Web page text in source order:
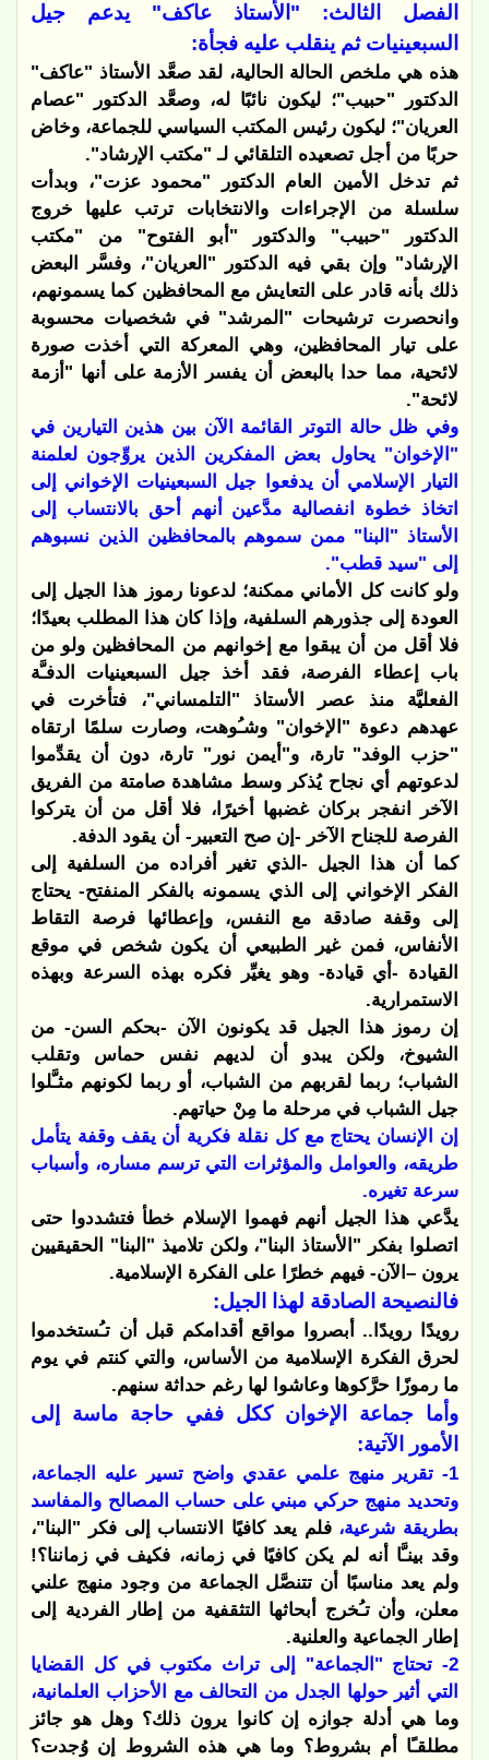
الفصل الثالث: "الأستاذ عاكف" يدعم جيل
السبعينيات ثم ينقلب عليه فجأة:
هذه هي ملخص الحالة الحالية، لقد صعَّد الأستاذ "عاكف"
الدكتور "حبيب"؛ ليكون نائبًا له، وصعَّد الدكتور "عصام
العريان"؛ ليكون رئيس المكتب السياسي للجماعة، وخاض
حربًا من أجل تصعيده التلقائي لـ "مكتب الإرشاد".
ثم تدخل الأمين العام الدكتور "محمود عزت"، وبدأت
سلسلة من الإجراءات والانتخابات ترتب عليها خروج
الدكتور "حبيب" والدكتور "أبو الفتوح" من "مكتب
الإرشاد" وإن بقي فيه الدكتور "العريان"، وفسَّر البعض
ذلك بأنه قادر على التعايش مع المحافظين كما يسمونهم،
وانحصرت ترشيحات "المرشد" في شخصيات محسوبة
على تيار المحافظين، وهي المعركة التي أخذت صورة
لائحية، مما حدا بالبعض أن يفسر الأزمة على أنها "أزمة
لائحة".
وفي ظل حالة التوتر القائمة الآن بين هذين التيارين في
"الإخوان" يحاول بعض المفكرين الذين يروِّجون لعلمنة
التيار الإسلامي أن يدفعوا جيل السبعينيات الإخواني إلى
اتخاذ خطوة انفصالية مدَّعين أنهم أحق بالانتساب إلى
الأستاذ "البنا" ممن سموهم بالمحافظين الذين نسبوهم
إلى "سيد قطب".
ولو كانت كل الأماني ممكنة؛ لدعونا رموز هذا الجيل إلى
العودة إلى جذورهم السلفية، وإذا كان هذا المطلب بعيدًا؛
فلا أقل من أن يبقوا مع إخوانهم من المحافظين ولو من
باب إعطاء الفرصة، فقد أخذ جيل السبعينيات الدفـَّة
الفعليَّة منذ عصر الأستاذ "التلمساني"، فتأخرت في
عهدهم دعوة "الإخوان" وشـُوهت، وصارت سلمًا ارتقاه
"حزب الوفد" تارة، و"أيمن نور" تارة، دون أن يقدِّموا
لدعوتهم أي نجاح يُذكر وسط مشاهدة صامتة من الفريق
الآخر انفجر بركان غضبها أخيرًا، فلا أقل من أن يتركوا
الفرصة للجناح الآخر -إن صح التعبير- أن يقود الدفة.
كما أن هذا الجيل -الذي تغير أفراده من السلفية إلى
الفكر الإخواني إلى الذي يسمونه بالفكر المنفتح- يحتاج
إلى وقفة صادقة مع النفس، وإعطائها فرصة التقاط
الأنفاس، فمن غير الطبيعي أن يكون شخص في موقع
القيادة -أي قيادة- وهو يغيِّر فكره بهذه السرعة وبهذه
الاستمرارية.
إن رموز هذا الجيل قد يكونون الآن -بحكم السن- من
الشيوخ، ولكن يبدو أن لديهم نفس حماس وتقلب
الشباب؛ ربما لقربهم من الشباب، أو ربما لكونهم مثـَّلوا
جيل الشباب في مرحلة ما مِنْ حياتهم.
إن الإنسان يحتاج مع كل نقلة فكرية أن يقف وقفة يتأمل
طريقه، والعوامل والمؤثرات التي ترسم مساره، وأسباب
سرعة تغيره.
يدَّعي هذا الجيل أنهم فهموا الإسلام خطأ فتشددوا حتى
اتصلوا بفكر "الأستاذ البنا"، ولكن تلاميذ "البنا" الحقيقيين
يرون –الآن- فيهم خطرًا على الفكرة الإسلامية.
فالنصيحة الصادقة لهذا الجيل:
رويدًا رويدًا.. أبصروا مواقع أقدامكم قبل أن تـُستخدموا
لحرق الفكرة الإسلامية من الأساس، والتي كنتم في يوم
ما رموزًا حرَّكوها وعاشوا لها رغم حداثة سنهم.
وأما جماعة الإخوان ككل ففي حاجة ماسة إلى
الأمور الآتية:
1- تقرير منهج علمي عقدي واضح تسير عليه الجماعة،
وتحديد منهج حركي مبني على حساب المصالح والمفاسد
بطريقة شرعية،فلم يعد كافيًا الانتساب إلى فكر "البنا"،
وقد بينـَّا أنه لم يكن كافيًا في زمانه، فكيف في زماننا؟!
ولم يعد مناسبًا أن تتنصَّل الجماعة من وجود منهج علني
معلن، وأن تـُخرج أبحاثها التثقفية من إطار الفردية إلى
إطار الجماعية والعلنية.
2- تحتاج "الجماعة" إلى تراث مكتوب في كل القضايا
التي أثير حولها الجدل من التحالف مع الأحزاب العلمانية،
وما هي أدلة جوازه إن كانوا يرون ذلك؟ وهل هو جائز
مطلقـًا أم بشروط؟ وما هي هذه الشروط إن وُجدت؟